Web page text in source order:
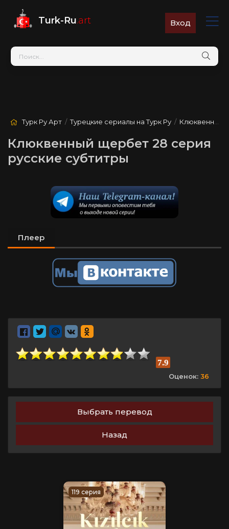
Turk-Ru.art Вход
Турк Ру Арт /Турецкие сериалы на Турк Ру / Клюквенный щербет
Клюквенный щербет 28 серия
русские субтитры
Плеер
7.9
Оценок: 36
Выбрать перевод
Назад
119 серия